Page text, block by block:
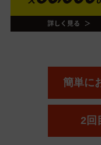
簡単に
2回